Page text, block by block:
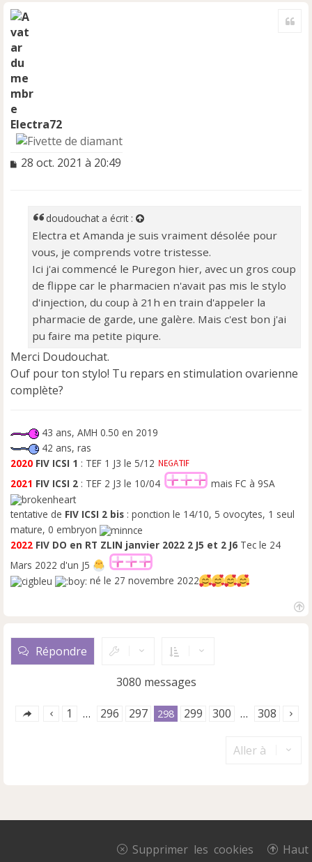
Electra72
M
28 oct. 2021 à 20:49
doudouchata écrit :
Electra et Amanda je suis vraiment désolée pour
vous, je comprends votre tristesse.
Ici j'ai commencé le Puregon hier, avec un gros coup
de flippe car le pharmacien n'avait pas mis le stylo
d'injection, du coup à 21h en train d'appeler la
pharmacie de garde, une galère. Mais c'est bon j'ai
pu faire ma petite piqure.
Merci Doudouchat.
Ouf pour ton stylo! Tu repars en stimulation ovarienne
complète?
43 ans, AMH 0.50 en 2019
42 ans, ras
2020 FIV ICSI 1 : TEF 1 J3 le 5/12
2021 FIV ICSI 2 : TEF 2 J3 le 10/04 mais FC à 9SA
tentative de FIV ICSI 2 bis : ponction le 14/10, 5 ovocytes, 1 seul
mature, 0 embryon
2022 FIV DO en RT ZLIN janvier 2022 2 J5 et 2 J6 Tec le 24
Mars 2022 d'un J5
né le 27 novembre 2022
Répondre
3080 messages
1 … 296 297 298 299 300 … 308
Aller à
Haut
Supprimer les cookies